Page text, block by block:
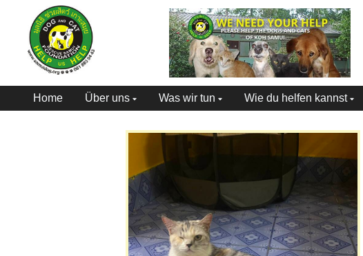
Home Über uns Was wir tun Wie du helfen kannst